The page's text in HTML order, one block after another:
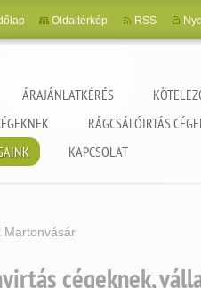
ÁRAJÁNLATKÉRÉS
RÁGCSÁLÓIRTÁS
KAPCSOLAT
Oldaltérkép RSS
Martonvásár
cégeknek,